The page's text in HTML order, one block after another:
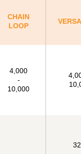
CHAIN
LOOP
4,000
-
10,000